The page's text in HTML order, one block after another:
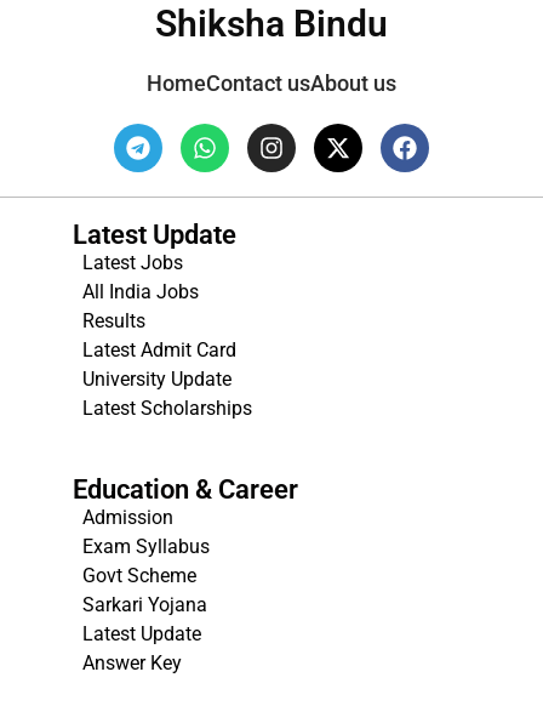
Shiksha Bindu
HomeContact usAbout us
Latest Update
Latest Jobs
All India Jobs
Results
Latest Admit Card
University Update
Latest Scholarships
Education & Career
Admission
Exam Syllabus
Govt Scheme
Sarkari Yojana
Latest Update
Answer Key